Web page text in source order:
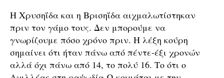
Η Χρυσηΐδα και η Βρισηΐδα αιχμαλωτίστηκαν
πριν τον γάμο τους. Δεν μπορούμε να
γνωρίζουμε πόσο χρόνο πριν. Η λέξη κούρη
σημαίνει ότι ήταν πάνω από πέντε-έξι χρονών
αλλά όχι πάνω από 14, το πολύ 16. Το ότι ο